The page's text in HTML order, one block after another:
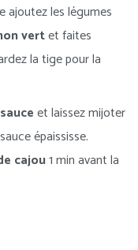
ajoutez les légumes
vertet faites
la tige pour la
et laissez mijoter
épaississe.
cajou1 min avant la